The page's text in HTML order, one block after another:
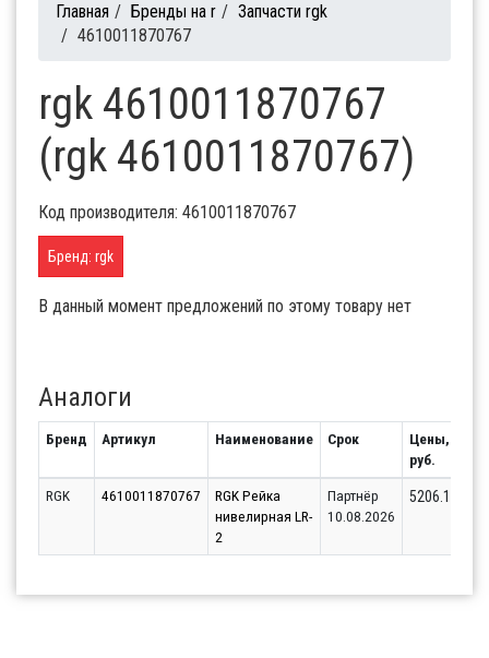
Главная / Бренды на r / Запчасти rgk
/ 4610011870767
rgk 4610011870767
(rgk 4610011870767)
Код производителя: 4610011870767
Бренд: rgk
В данный момент предложений по этому товару нет
Аналоги
Бренд Артикул Наименование Срок
Цены,
руб.
RGK 4610011870767
RGK Рейка
нивелирная LR-
2
Партнёр
10.08.2026
5206.16